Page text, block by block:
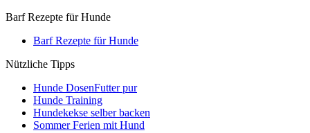
Barf Rezepte für Hunde
Barf Rezepte für Hunde
Nützliche Tipps
Hunde DosenFutter pur
Hunde Training
Hundekekse selber backen
Sommer Ferien mit Hund